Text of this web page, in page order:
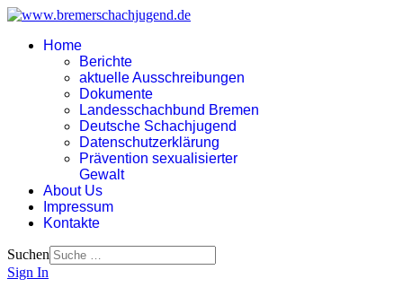
Home
Berichte
aktuelle Ausschreibungen
Dokumente
Landesschachbund Bremen
Deutsche Schachjugend
Datenschutzerklärung
Prävention sexualisierter
Gewalt
About Us
Impressum
Kontakte
Suchen
Sign In